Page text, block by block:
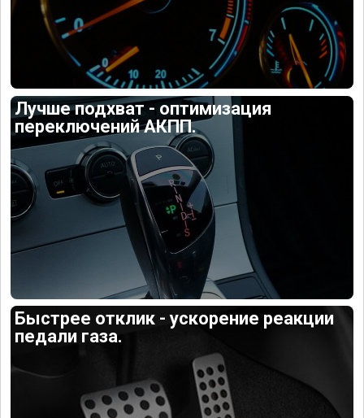
Лучше подхват - оптимизация
переключений АКПП.
Быстрее отклик - ускорение реакции
педали газа.